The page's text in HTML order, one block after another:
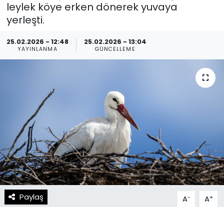
leylek köye erken dönerek yuvaya
yerleşti.
25.02.2026 - 12:48
YAYINLANMA
25.02.2026 - 13:04
GÜNCELLEME
Paylaş A- A+
Spor
Teknoloji
Resmi İlanlar
Teknoloji
Yaşam
Künye
Gizlilik Sözleşmesi
İletişim